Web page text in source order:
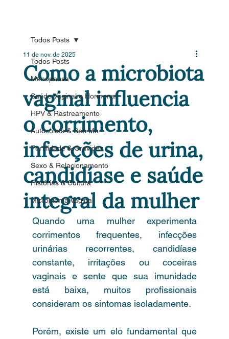
Todos Posts
Menopausa
Saúde Vaginal e Hormonal
HPV & Rastreamento
Autocoleta & See Me
Fertilidade & Gravidez
Sexo & Relacionamento
Histórias & Cultura
Microbioma Vaginal
Todos Posts
Como a microbiota
vaginal influencia
o corrimento,
infecções de urina,
candidíase e saúde
integral da mulher
11 de nov. de 2025
Quando uma mulher experimenta
corrimentos frequentes, infecções
urinárias recorrentes, candidíase
constante, irritações ou coceiras
vaginais e sente que sua imunidade
está baixa, muitos profissionais
consideram os sintomas isoladamente.
Porém, existe um elo fundamental que